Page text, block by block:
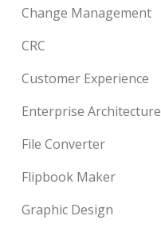
Change Management
CRC
Customer Experience
Enterprise Architecture
File Converter
Flipbook Maker
Graphic Design